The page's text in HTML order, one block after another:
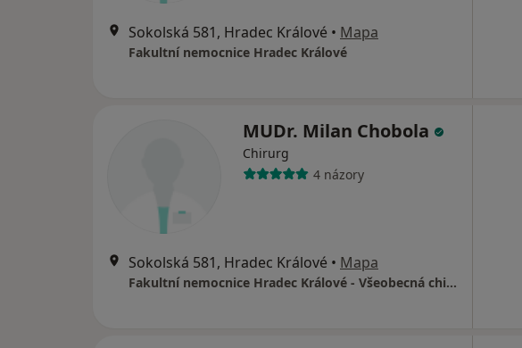
Sokolská 581, Hradec Králové • Mapa
Fakultní nemocnice Hradec Králové
MUDr. Milan Chobola
Chirurg
4 názory
Sokolská 581, Hradec Králové • Mapa
Fakultní nemocnice Hradec Králové - Všeobecná chirurgie